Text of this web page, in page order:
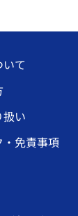
て
い
免責事項